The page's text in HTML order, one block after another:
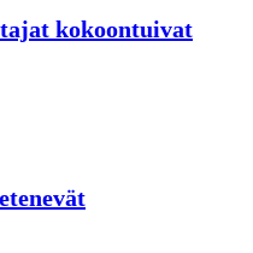
kokoontuivat